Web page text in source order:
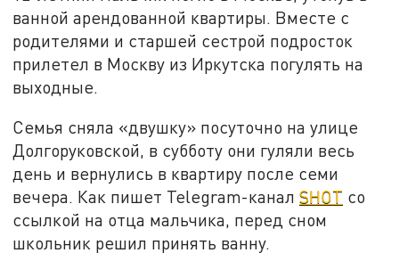
ванной арендованной квартиры. Вместе с
родителями и старшей сестрой подросток
прилетел в Москву из Иркутска погулять на
выходные.
Семья сняла «двушку» посуточно на улице
Долгоруковской, в субботу они гуляли весь
день и вернулись в квартиру после семи
вечера. Как пишет Telegram-каналSHOT со
ссылкой на отца мальчика, перед сном
школьник решил принять ванну.